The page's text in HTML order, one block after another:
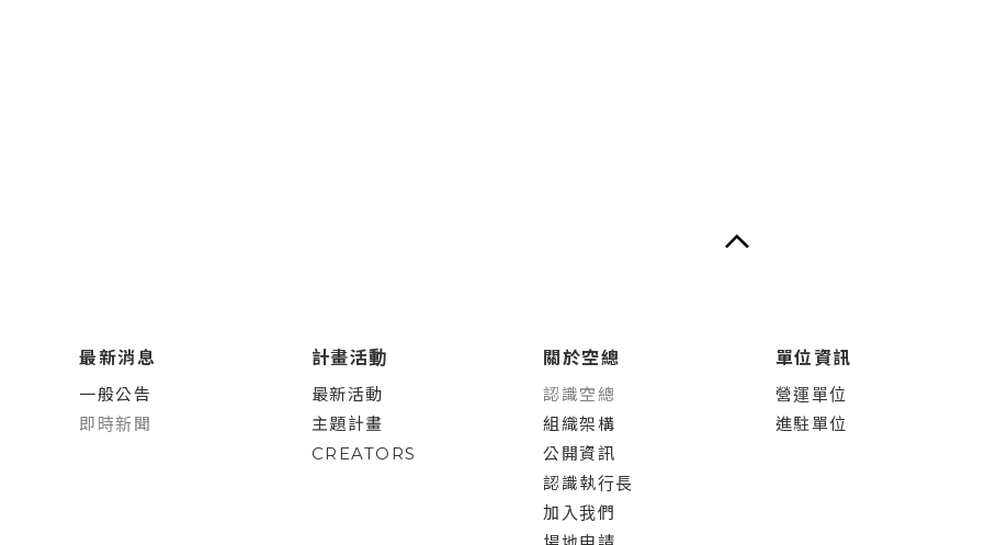
最新消息
一般公告
即時新聞
計畫活動
最新活動
主題計畫
CREATORS
關於空總
認識空總
組織架構
公開資訊
認識執行長
加入我們
單位資訊
營運單位
進駐單位